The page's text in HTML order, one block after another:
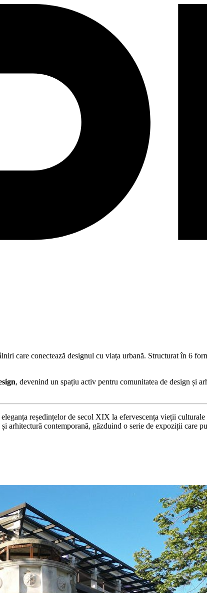
care conectează designul cu viața urbană. Structurat în 6
, devenind un spațiu activ pentru comunitatea de design și
reședințelor de secol XIX la efervescența vieții
contemporană, găzduind o serie de expoziții care